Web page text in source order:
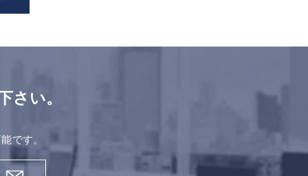
さい。
です。